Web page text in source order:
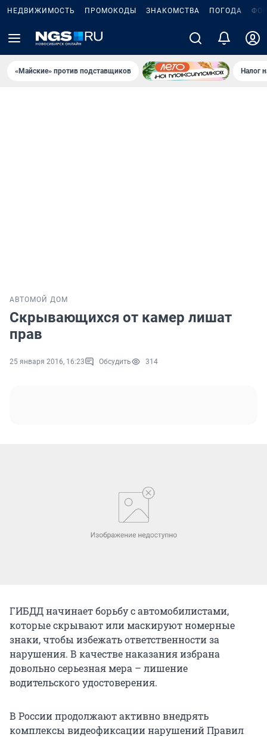
НЕДВИЖИМОСТЬ ПРОМОКОДЫ ЗНАКОМСТВА ПОГОДА
«Майские» против подставщиков Налог
АВТО МОЙ ДОМ
Скрывающихся от камер лишат
прав
25 января 2016, 16:23 Обсудить 314
ГИБДД начинает борьбу с автомобилистами,
которые скрывают или маскируют номерные
знаки, чтобы избежать ответственности за
нарушения. В качестве наказания избрана
довольно серьезная мера – лишение
водительского удостоверения.
В России продолжают активно внедрять
комплексы видеофиксации нарушений Правил